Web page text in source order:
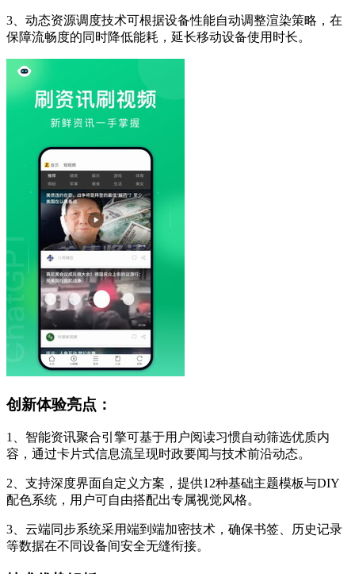
3、动态资源调度技术可根据设备性能自动调整渲染策略，在
保障流畅度的同时降低能耗，延长移动设备使用时长。
创新体验亮点：
1、智能资讯聚合引擎可基于用户阅读习惯自动筛选优质内
容，通过卡片式信息流呈现时政要闻与技术前沿动态。
2、支持深度界面自定义方案，提供12种基础主题模板与DIY
配色系统，用户可自由搭配出专属视觉风格。
3、云端同步系统采用端到端加密技术，确保书签、历史记录
等数据在不同设备间安全无缝衔接。